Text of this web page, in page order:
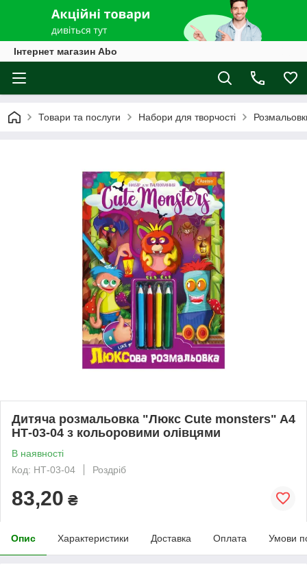
Інтернет магазин Abo
Товари та послуги Набори для творчості
Дитяча розмальовка "Люкс Cute monsters" A4
НТ-03-04 з кольоровими олівцями
В наявності
Код: НТ-03-04
Роздріб
83,20 ₴
Опис Характеристики Доставка Оплата Умови